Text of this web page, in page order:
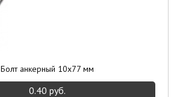
Болт анкерный 10х77 мм
0.40 руб.